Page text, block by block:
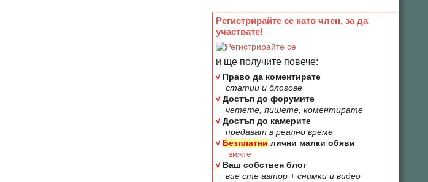
Регистрирайте се като член, за да
участвате!
и ще получите повече:
√ Право да коментирате
статии и блогове
√ Достъп до форумите
четете, пишете, коментирате
√ Достъп до камерите
предават в реално време
√ Безплатни лични малки обяви
вижте
√ Ваш собствен блог
вие сте автор + снимки и видео